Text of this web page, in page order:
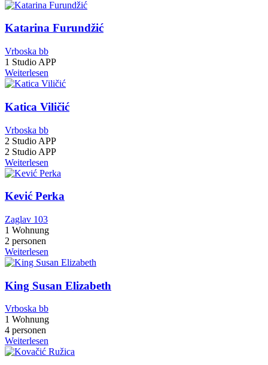
Katarina Furundžić
Vrboska bb
1 Studio APP
Weiterlesen
Katica Viličić
Vrboska bb
2 Studio APP
2 Studio APP
Weiterlesen
Kević Perka
Zaglav 103
1 Wohnung
2 personen
Weiterlesen
King Susan Elizabeth
Vrboska bb
1 Wohnung
4 personen
Weiterlesen